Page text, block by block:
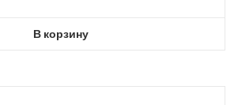
В корзину